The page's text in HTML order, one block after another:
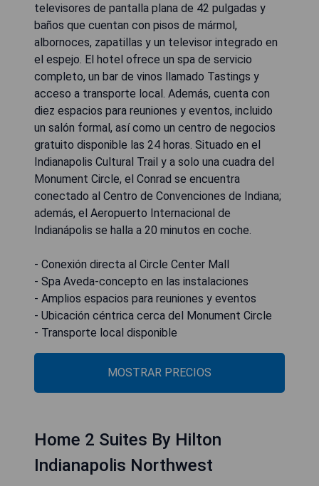
televisores de pantalla plana de 42 pulgadas y
baños que cuentan con pisos de mármol,
albornoces, zapatillas y un televisor integrado en
el espejo. El hotel ofrece un spa de servicio
completo, un bar de vinos llamado Tastings y
acceso a transporte local. Además, cuenta con
diez espacios para reuniones y eventos, incluido
un salón formal, así como un centro de negocios
gratuito disponible las 24 horas. Situado en el
Indianapolis Cultural Trail y a solo una cuadra del
Monument Circle, el Conrad se encuentra
conectado al Centro de Convenciones de Indiana;
además, el Aeropuerto Internacional de
Indianápolis se halla a 20 minutos en coche.
- Conexión directa al Circle Center Mall
- Spa Aveda-concepto en las instalaciones
- Amplios espacios para reuniones y eventos
- Ubicación céntrica cerca del Monument Circle
- Transporte local disponible
MOSTRAR PRECIOS
Home 2 Suites By Hilton
Indianapolis Northwest